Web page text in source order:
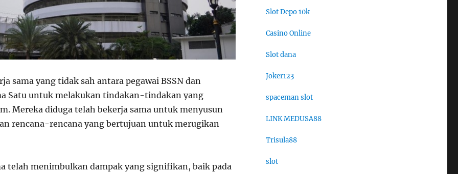
sama yang tidak sah antara pegawai BSSN dan
Satu untuk melakukan tindakan-tindakan yang
Mereka diduga telah bekerja sama untuk menyusun
rencana-rencana yang bertujuan untuk merugikan
telah menimbulkan dampak yang signifikan, baik pada
Slot Depo 10k
Casino Online
Slot dana
Joker123
spaceman slot
LINK MEDUSA88
Trisula88
slot